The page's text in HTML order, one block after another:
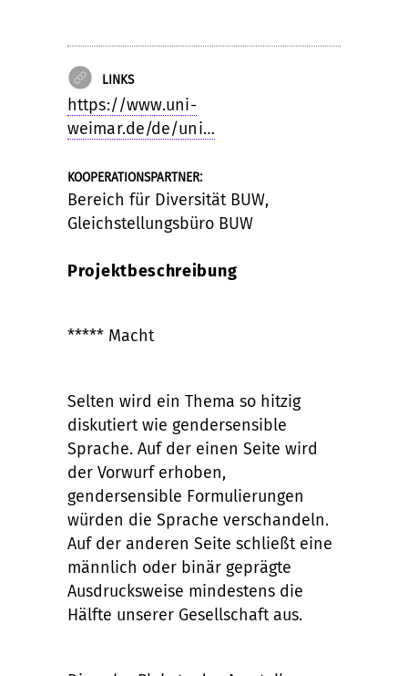
LINKS
https://www.uni-
weimar.de/de/uni…
KOOPERATIONSPARTNER:
Bereich für Diversität BUW,
Gleichstellungsbüro BUW
Projektbeschreibung
***** Macht
Selten wird ein Thema so hitzig
diskutiert wie gendersensible
Sprache. Auf der einen Seite wird
der Vorwurf erhoben,
gendersensible Formulierungen
würden die Sprache verschandeln.
Auf der anderen Seite schließt eine
männlich oder binär geprägte
Ausdrucksweise mindestens die
Hälfte unserer Gesellschaft aus.